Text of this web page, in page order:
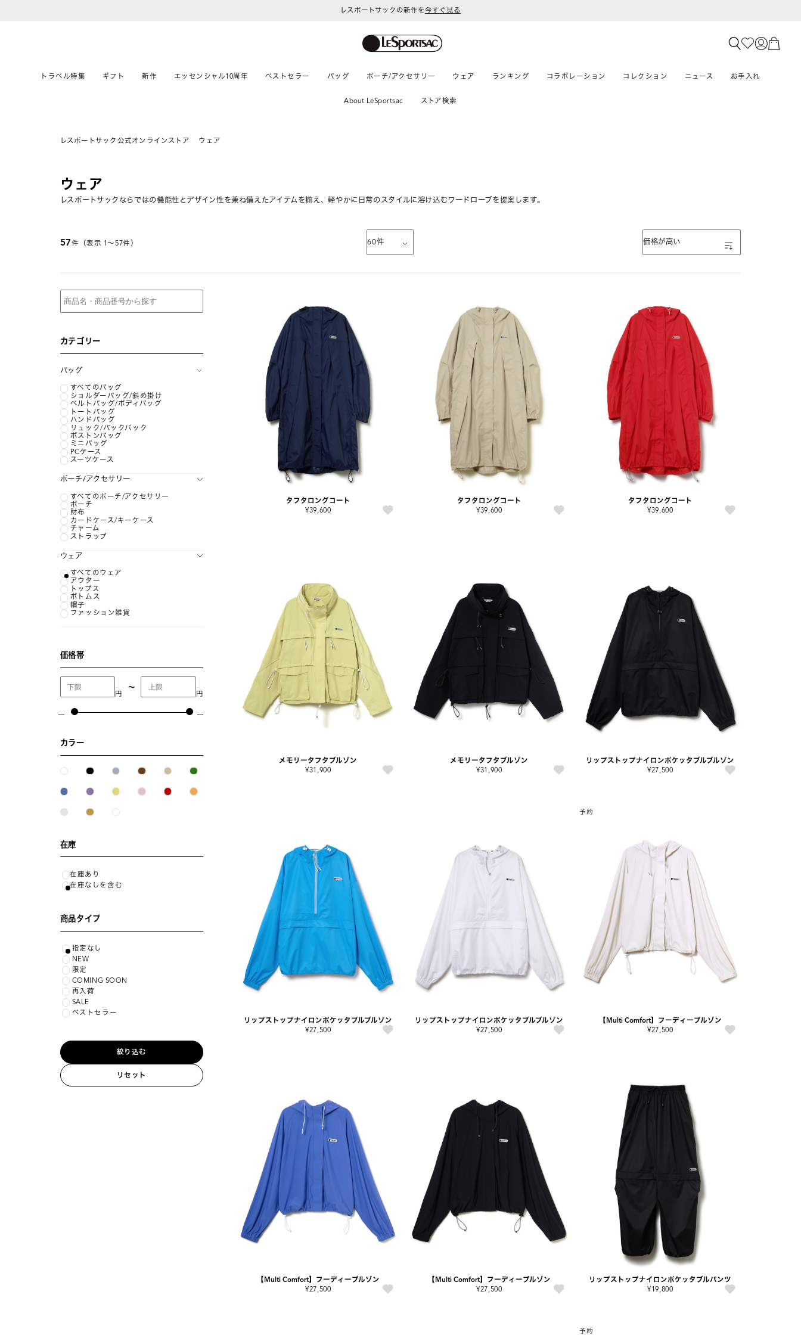
トラベル特集 ギフト 新作 エッセンシャル10周年 ベストセラー バッグ ポーチ/アクセサリー ウェア ランキング コラボレーション コレクション ニュース お手入れ
About LeSportsac ストア検索
レスポートサック公式オンラインストア ウェア
ウェア
レスポートサックならではの機能性とデザイン性を兼ね備えたアイテムを揃え、軽やかに日常のスタイルに溶け込むワードローブを提案します。
57件（表示 1〜57件） 60件 表示順
価格が高い
カテゴリー
バッグ
すべてのバッグ
ショルダーバッグ/斜め掛け
ベルトバッグ/ボディバッグ
トートバッグ
ハンドバッグ
リュック/バックパック
ボストンバッグ
ミニバッグ
PCケース
スーツケース
ポーチ/アクセサリー
すべてのポーチ/アクセサリー
ポーチ
財布
カードケース/キーケース
チャーム
ストラップ
ウェア
すべてのウェア
アウター
トップス
ボトムス
帽子
ファッション雑貨
価格帯
円
〜
円
カラー
在庫
在庫あり
在庫なしを含む
商品タイプ
指定なし
NEW
限定
COMING SOON
再入荷
SALE
ベストセラー
絞り込む
リセット
タフタロングコート
¥39,600
タフタロングコート
¥39,600
タフタロングコート
¥39,600
メモリータフタブルゾン
¥31,900
メモリータフタブルゾン
¥31,900
リップストップナイロンポケッタブルブルゾン
¥27,500
リップストップナイロンポケッタブルブルゾン
¥27,500
リップストップナイロンポケッタブルブルゾン
¥27,500
予約
【Multi Comfort】フーディーブルゾン
¥27,500
【Multi Comfort】フーディーブルゾン
¥27,500
【Multi Comfort】フーディーブルゾン
¥27,500
リップストップナイロンポケッタブルパンツ
¥19,800
予約